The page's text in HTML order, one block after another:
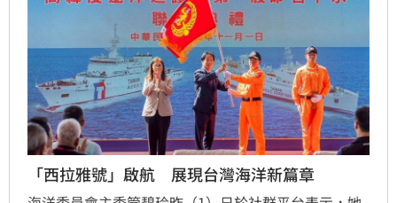
「西拉雅號」啟航 展現台灣海洋新篇章